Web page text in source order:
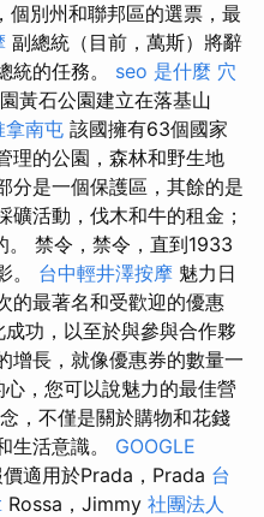
個別州和聯邦區的選票，最
副總統（目前，萬斯）將辭
統的任務。 seo 是什麼 穴
黃石公園建立在落基山
拿南屯 該國擁有63個國家
理的公園，森林和野生地
分是一個保護區，其餘的是
活動，伐木和牛的租金；
。 禁令，禁令，直到1933
。 台中輕井澤按摩 魅力日
的最著名和受歡迎的優惠
功，以至於與參與合作夥
增長，就像優惠券的數量一
心，您可以說魅力的最佳營
，不僅是關於購物和花錢
生活意識。 GOOGLE
適用於Prada，Prada 台
Rossa，Jimmy 社團法人